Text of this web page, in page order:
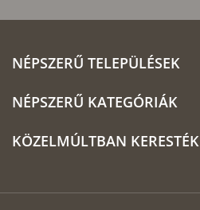
NÉPSZERŰ TELEPÜLÉSEK
NÉPSZERŰ KATEGÓRIÁK
KÖZELMÚLTBAN KERESTÉK